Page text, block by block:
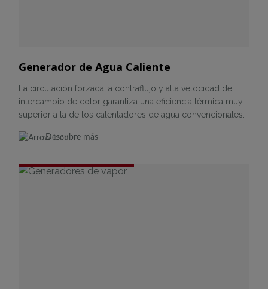
Generador de Agua Caliente
La circulación forzada, a contraflujo y alta velocidad de
intercambio de color garantiza una eficiencia térmica muy
superior a la de los calentadores de agua convencionales.
Descubre más